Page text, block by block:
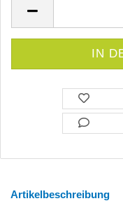
Artikelbeschreibung